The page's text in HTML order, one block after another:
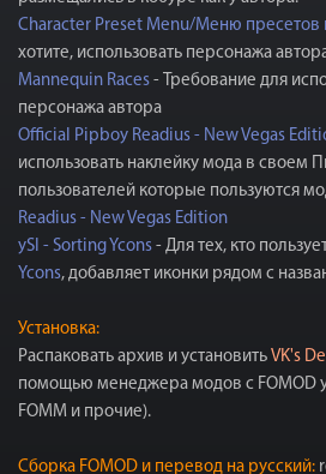
Character Preset Menu/Меню пресетов
хотите, использовать персонажа
Mannequin Races - Требование для
персонажа автора
Official Pipboy Readius - New Vegas
использовать наклейку мода в своем
пользователей которые пользуются
Readius - New Vegas Edition
ySI - Sorting Ycons - Для тех, кто
Ycons, добавляет иконки рядом с
Установка:
Распаковать архив и установить VK's
помощью менеджера модов с FOMOD
FOMM и прочие).
Сборка FOMOD и перевод на русский: